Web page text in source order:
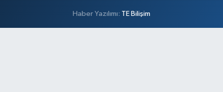
Haber Yazılımı: TE Bilişim